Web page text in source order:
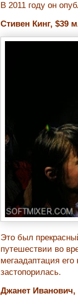
В 2011 году он
Стивен Кинг, $39
Это был
путешествии во
мегаадаптация
застопорилась.
Джанет Иванович,